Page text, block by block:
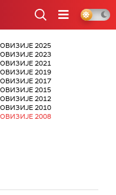
2025
2023
2021
2019
2017
2015
2012
2010
2008